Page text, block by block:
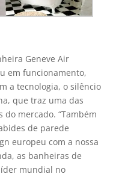
Geneve Air
em funcionamento,
a tecnologia, o silêncio
que traz uma das
mercado. “Também
de parede
europeu com a nossa
as banheiras de
mundial no